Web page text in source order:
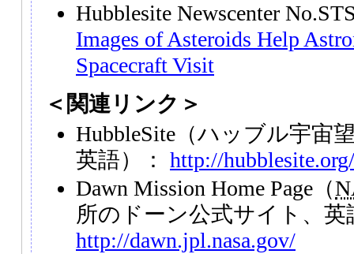
Hubblesite Newscenter
Images of Asteroids Help
Spacecraft Visit
＜関連リンク＞
HubbleSite（ハッブル宇宙
英語）： http://hubblesite.org/
Dawn Mission Home Page（
所のドーン公式サイト、英
http://dawn.jpl.nasa.gov/